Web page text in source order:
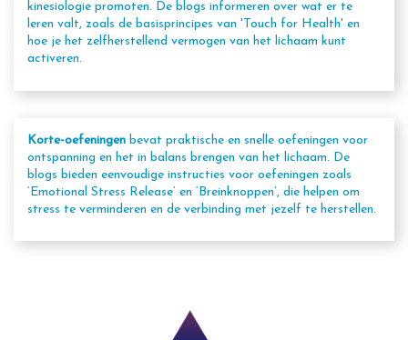
kinesiologie promoten. De blogs informeren over wat er te
leren valt, zoals de basisprincipes van 'Touch for Health' en
hoe je het zelfherstellend vermogen van het lichaam kunt
activeren.
Korte-oefeningen bevat praktische en snelle oefeningen voor
ontspanning en het in balans brengen van het lichaam. De
blogs bieden eenvoudige instructies voor oefeningen zoals
‘Emotional Stress Release’ en ‘Breinknoppen’, die helpen om
stress te verminderen en de verbinding met jezelf te herstellen.